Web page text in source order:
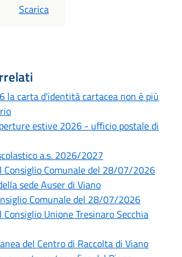
PDF
Scarica
la carta d'identità cartacea non è più
estive 2026 - ufficio postale di
a.s. 2026/2027
Consiglio Comunale del 28/07/2026
sede Auser di Viano
Comunale del 28/07/2026
Consiglio Unione Tresinaro Secchia
del Centro di Raccolta di Viano